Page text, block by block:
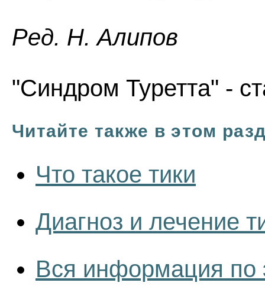
Ред. Н. Алипов
"Синдром Туретта" -
Читайте также в этом
Что такое тики
Диагноз и лечение
Вся информация по